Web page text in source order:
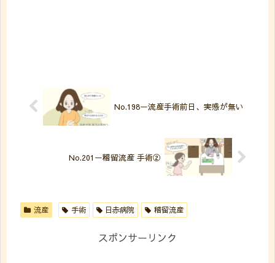
No.198ー流産手術前日、実感が無い
No.201ー稽留流産 手術②
流産 手術 日赤病院 稽留流産
スポンサーリンク